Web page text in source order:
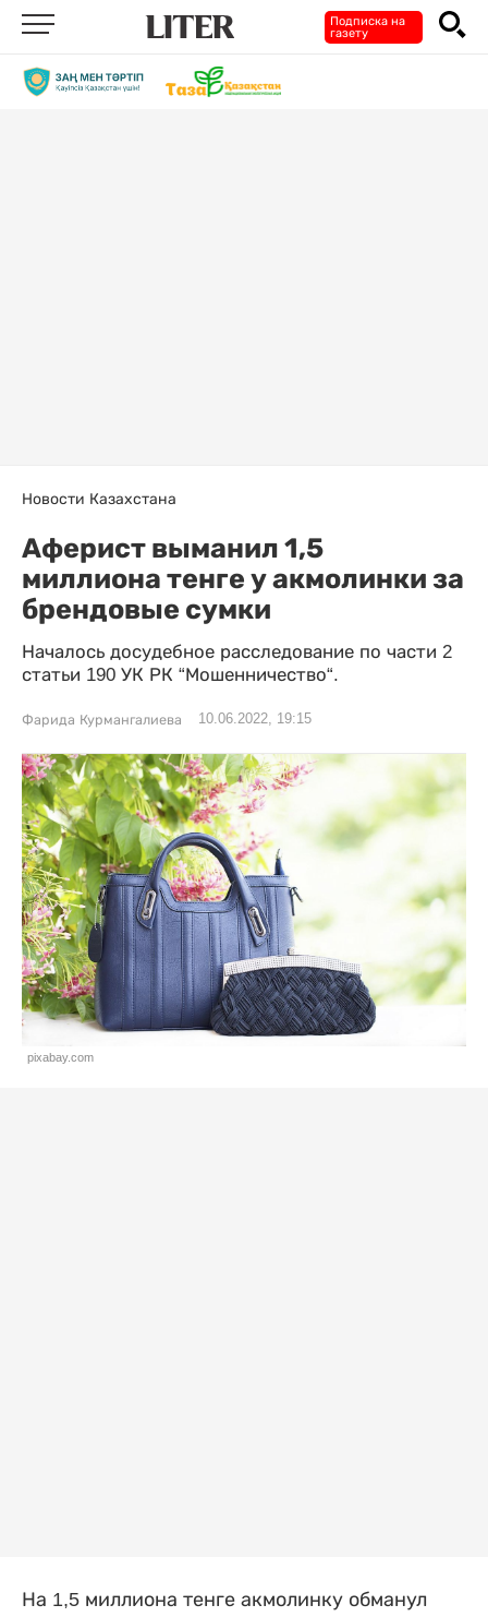
Подписка на
газету
Новости Казахстана
Аферист выманил 1,5
миллиона тенге у акмолинки за
брендовые сумки
Началось досудебное расследование по части 2
статьи 190 УК РК “Мошенничество“.
Фарида Курмангалиева 10.06.2022, 19:15
pixabay.com
На 1,5 миллиона тенге акмолинку обманул